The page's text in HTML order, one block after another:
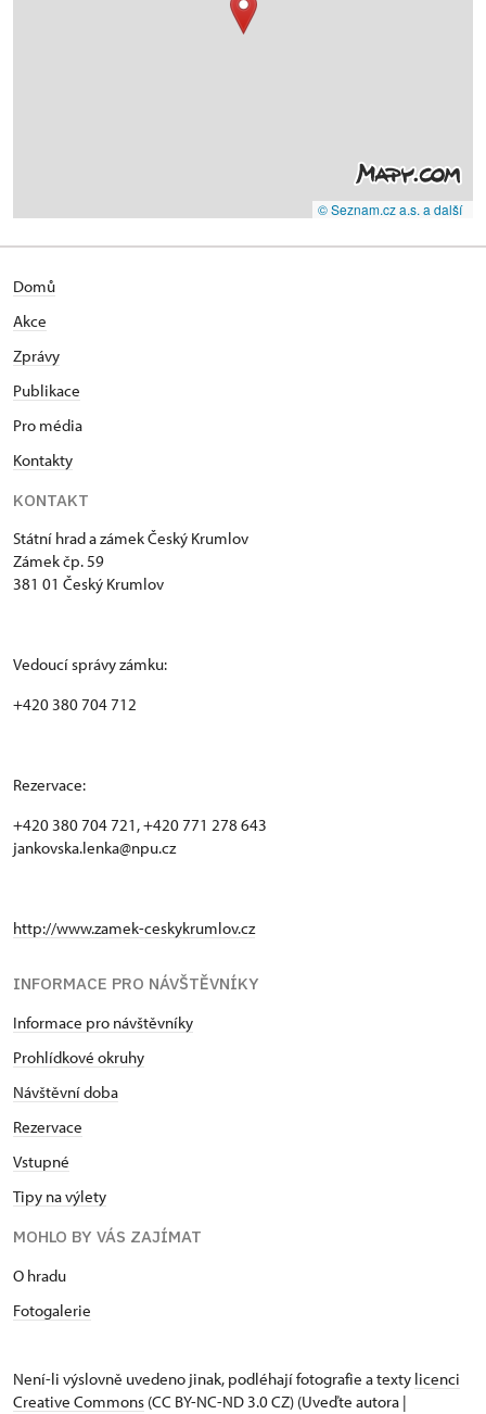
© Seznam.cz a.s. a další
Domů
Akce
Zprávy
Publikace
Pro média
Kontakty
KONTAKT
Státní hrad a zámek Český Krumlov
Zámek čp. 59
381 01 Český Krumlov
Vedoucí správy zámku:
+420 380 704 712
Rezervace:
+420 380 704 721, +420 771 278 643
jankovska.lenka@npu.cz
http://www.zamek-ceskykrumlov.cz
INFORMACE PRO NÁVŠTĚVNÍKY
Informace pro návštěvníky
Prohlídkové okruhy
Návštěvní doba
Rezervace
Vstupné
Tipy na výlety
MOHLO BY VÁS ZAJÍMAT
O hradu
Fotogalerie
Není-li výslovně uvedeno jinak, podléhají fotografie a texty licenci
Creative Commons (CC BY-NC-ND 3.0 CZ) (Uveďte autora |